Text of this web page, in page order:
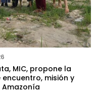
MIC, propone la
misión y